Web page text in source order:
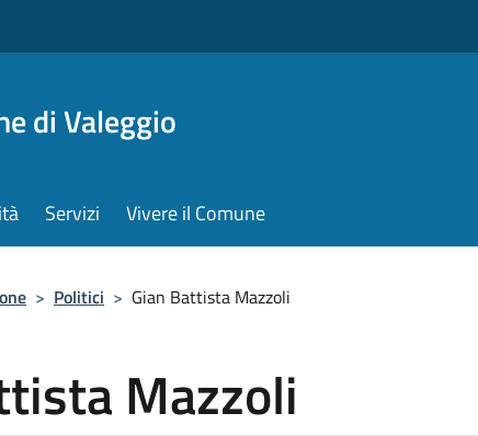
di Valeggio
Servizi Vivere il Comune
> Politici > Gian Battista Mazzoli
Mazzoli